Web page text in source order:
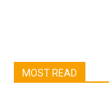
MOST READ